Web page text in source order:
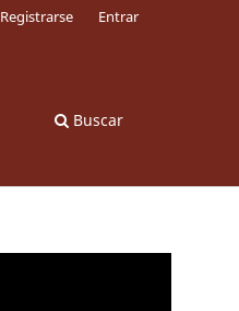
Buscar
Registrarse Entrar